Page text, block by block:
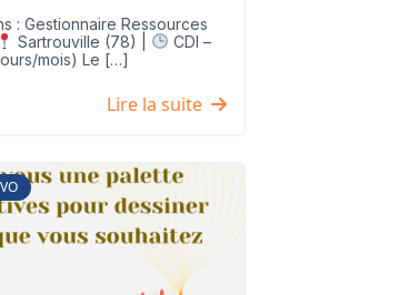
: Gestionnaire Ressources
Sartrouville (78) |
CDI –
mois) Le […]
Lire la suite